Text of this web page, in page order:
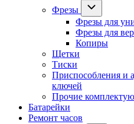
Фрезы
Фрезы для
Фрезы для
Копиры
Щетки
Тиски
Приспособления и
ключей
Прочие
Батарейки
Ремонт часов